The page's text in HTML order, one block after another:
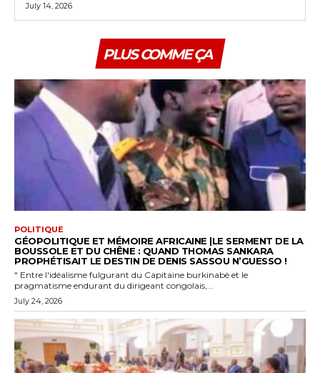
July 14, 2026
PLUS COMME ÇA
POLITIQUE
GÉOPOLITIQUE ET MÉMOIRE AFRICAINE |LE SERMENT DE LA
BOUSSOLE ET DU CHÊNE : QUAND THOMAS SANKARA
PROPHÉTISAIT LE DESTIN DE DENIS SASSOU N’GUESSO !
" Entre l'idéalisme fulgurant du Capitaine burkinabè et le
pragmatisme endurant du dirigeant congolais,...
July 24, 2026